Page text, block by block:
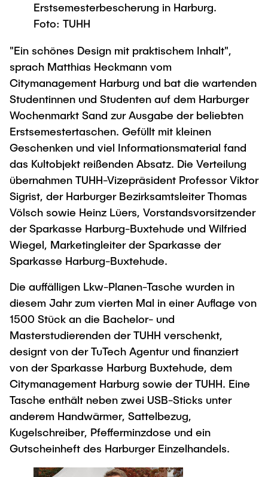
Newsroom
Press Release
Flyers and brochures
University magazine spektrum
Events
Merchandise-Shop
Working at TU Hamburg
Job opportunities
Faculty recruiting
Information for new employees
Internal Information
Advice and contact
Around student life
study organization
AI in Education
After Graduation
Alumni
Career Center
Graduate Academy
Doctoral Degrees
Continuing Education
UNU HUB "Engineering to Face Climate
Change"
Research Funding
Early Career Research Support
Good Scientific Practice
Future Lectures
Team
Research & Transfer News
Interdisciplinary Workshop of the FSP
Technologies"
Process Engineering
Study programs
Research and Institutes
Technology and Innovation in Education
News
Study programs
Management Sciences and Technology
Study Programs
Research and Institutes
Mechanical Engineering
Study programs
Research and institutes
Joint School of Multidisciplinary Studies
Institutes
Overview
Exchange students
International Scholars & Guests
Partnerships and Strategy
Study Exchange Partnerships
How to establish partnerships
Strategy
ECIU University
Contacts & International Team
Erstsemesterbescherung in Harburg.
Foto: TUHH
"Ein schönes Design mit praktischem Inhalt",
sprach Matthias Heckmann vom
Citymanagement Harburg und bat die wartenden
Studentinnen und Studenten auf dem Harburger
Wochenmarkt Sand zur Ausgabe der beliebten
Erstsemestertaschen. Gefüllt mit kleinen
Geschenken und viel Informationsmaterial fand
das Kultobjekt reißenden Absatz. Die Verteilung
übernahmen TUHH-Vizepräsident Professor Viktor
Sigrist, der Harburger Bezirksamtsleiter Thomas
Völsch sowie Heinz Lüers, Vorstandsvorsitzender
der Sparkasse Harburg-Buxtehude und Wilfried
Wiegel, Marketingleiter der Sparkasse der
Sparkasse Harburg-Buxtehude.
Die auffälligen Lkw-Planen-Tasche wurden in
diesem Jahr zum vierten Mal in einer Auflage von
1500 Stück an die Bachelor- und
Masterstudierenden der TUHH verschenkt,
designt von der TuTech Agentur und finanziert
von der Sparkasse Harburg Buxtehude, dem
Citymanagement Harburg sowie der TUHH. Eine
Tasche enthält neben zwei USB-Sticks unter
anderem Handwärmer, Sattelbezug,
Kugelschreiber, Pfefferminzdose und ein
Gutscheinheft des Harburger Einzelhandels.